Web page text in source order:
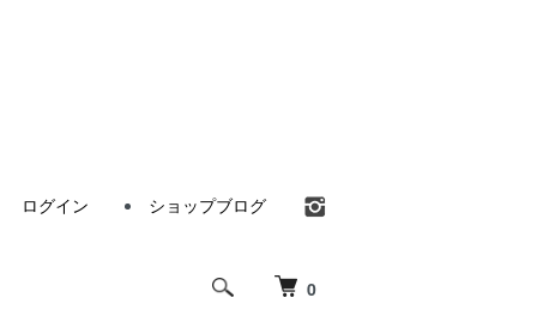
0
ログイン ショップブログ